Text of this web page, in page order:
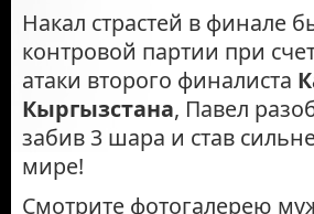
Накал страстей в финале
контровой партии при
атаки второго финалиста
Кыргызстана, Павел
забив 3 шара и став
мире!
Смотрите фотогалерею